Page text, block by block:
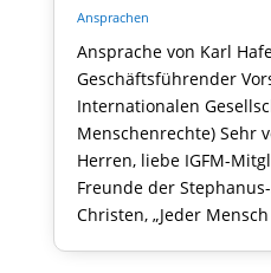
Ansprachen
Ansprache von Karl
Geschäftsführender
Internationalen
Menschenrechte) Sehr
Herren, liebe IGFM-
Freunde der
Christen, „Jeder